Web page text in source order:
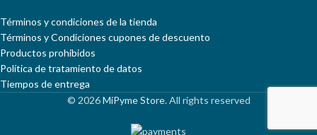
·Se pueden utilizar en
todas las marcas de
equipos para uso con
Botellón o conectados
acueducto, máquinas de
café, jugos, entre otros
Producto importado
Términos y condiciones de la tienda
Términos y Condiciones cupones de descuento
Productos prohibidos
Política de tratamiento de datos
Tiempos de entrega
© 2026MiPyme Store. All rights reserved